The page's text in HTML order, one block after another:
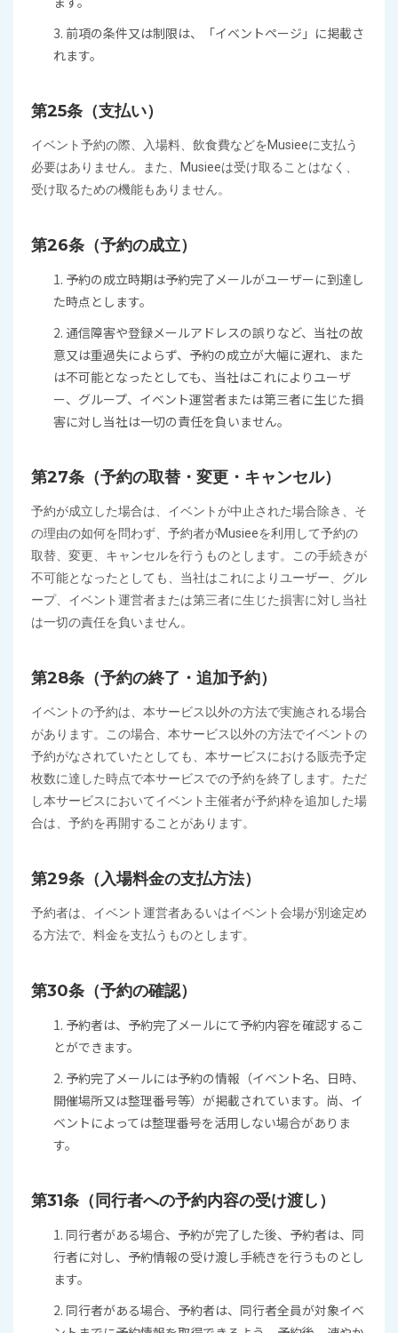
3. 前項の条件又は制限は、「イベントページ」に掲載さ
れます。
第25条（支払い）
イベント予約の際、入場料、飲食費などをMusieeに支払う
必要はありません。また、Musieeは受け取ることはなく、
受け取るための機能もありません。
第26条（予約の成立）
1. 予約の成立時期は予約完了メールがユーザーに到達し
た時点とします。
2. 通信障害や登録メールアドレスの誤りなど、当社の故
意又は重過失によらず、予約の成立が大幅に遅れ、また
は不可能となったとしても、当社はこれによりユーザ
ー、グループ、イベント運営者または第三者に生じた損
害に対し当社は一切の責任を負いません。
第27条（予約の取替・変更・キャンセル）
予約が成立した場合は、イベントが中止された場合除き、そ
の理由の如何を問わず、予約者がMusieeを利用して予約の
取替、変更、キャンセルを行うものとします。この手続きが
不可能となったとしても、当社はこれによりユーザー、グル
ープ、イベント運営者または第三者に生じた損害に対し当社
は一切の責任を負いません。
第28条（予約の終了・追加予約）
イベントの予約は、本サービス以外の方法で実施される場合
があります。この場合、本サービス以外の方法でイベントの
予約がなされていたとしても、本サービスにおける販売予定
枚数に達した時点で本サービスでの予約を終了します。ただ
し本サービスにおいてイベント主催者が予約枠を追加した場
合は、予約を再開することがあります。
第29条（入場料金の支払方法）
予約者は、イベント運営者あるいはイベント会場が別途定め
る方法で、料金を支払うものとします。
第30条（予約の確認）
1. 予約者は、予約完了メールにて予約内容を確認するこ
とができます。
2. 予約完了メールには予約の情報（イベント名、日時、
開催場所又は整理番号等）が掲載されています。尚、イ
ベントによっては整理番号を活用しない場合がありま
す。
第31条（同行者への予約内容の受け渡し）
1. 同行者がある場合、予約が完了した後、予約者は、同
行者に対し、予約情報の受け渡し手続きを行うものとし
ます。
2. 同行者がある場合、予約者は、同行者全員が対象イベ